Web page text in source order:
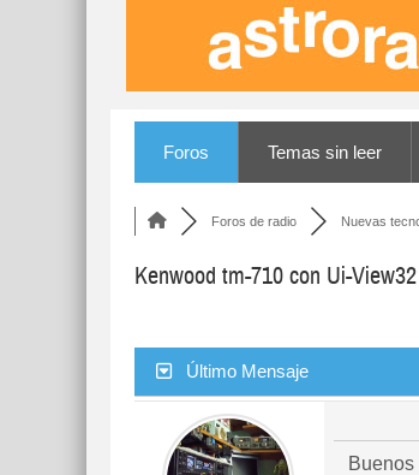
Foros Temas sin leer
Foros de radio Nuevas
Kenwood tm-710 con Ui-View32
Último Mensaje